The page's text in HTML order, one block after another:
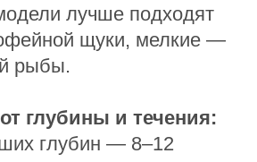
лучше подходят
щуки, мелкие —
рыбы.
глубины и течения:
глубин — 8–12